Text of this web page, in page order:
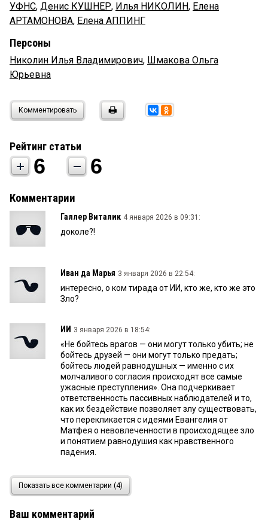
УФНС, Денис КУШНЕР, Илья НИКОЛИН, Елена
АРТАМОНОВА, Елена АППИНГ
Персоны
Николин Илья Владимирович, Шмакова Ольга
Юрьевна
Комментировать
Рейтинг статьи
6 6
Комментарии
Галлер Виталик 4 января 2026 в 09:31:
доколе?!
Иван да Марья 3 января 2026 в 22:54:
интересно, о ком тирада от ИИ, кто же, кто же это
Зло?
ИИ 3 января 2026 в 18:54:
«Не бойтесь врагов — они могут только убить; не
бойтесь друзей — они могут только предать;
бойтесь людей равнодушных — именно с их
молчаливого согласия происходят все самые
ужасные преступления». Она подчеркивает
ответственность пассивных наблюдателей и то,
как их бездействие позволяет злу существовать,
что перекликается с идеями Евангелия от
Матфея о невовлеченности в происходящее зло
и понятием равнодушия как нравственного
падения.
МСП 3 января 2026 в 18:48:
Почему авто-УСН только для лимита 60 млн?
Надо сделать, чтобы у всех на УСН был выбор
перейти на него. И сразу проще станет с
Показать все комментарии (4)
Ваш комментарий